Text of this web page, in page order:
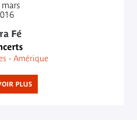
mars
Fé
- Amérique
PLUS